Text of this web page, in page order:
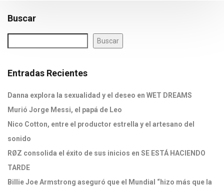
Buscar
Buscar
Entradas Recientes
Danna explora la sexualidad y el deseo en WET DREAMS
Murió Jorge Messi, el papá de Leo
Nico Cotton, entre el productor estrella y el artesano del
sonido
RØZ consolida el éxito de sus inicios en SE ESTÁ HACIENDO
TARDE
Billie Joe Armstrong aseguró que el Mundial “hizo más que la